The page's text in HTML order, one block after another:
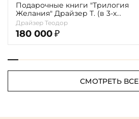
Подарочные книги "Трилогия
Желания" Драйзер Т. (в 3-х
томах)
Драйзер Теодор
180 000 ₽
СМОТРЕТЬ ВСЕ